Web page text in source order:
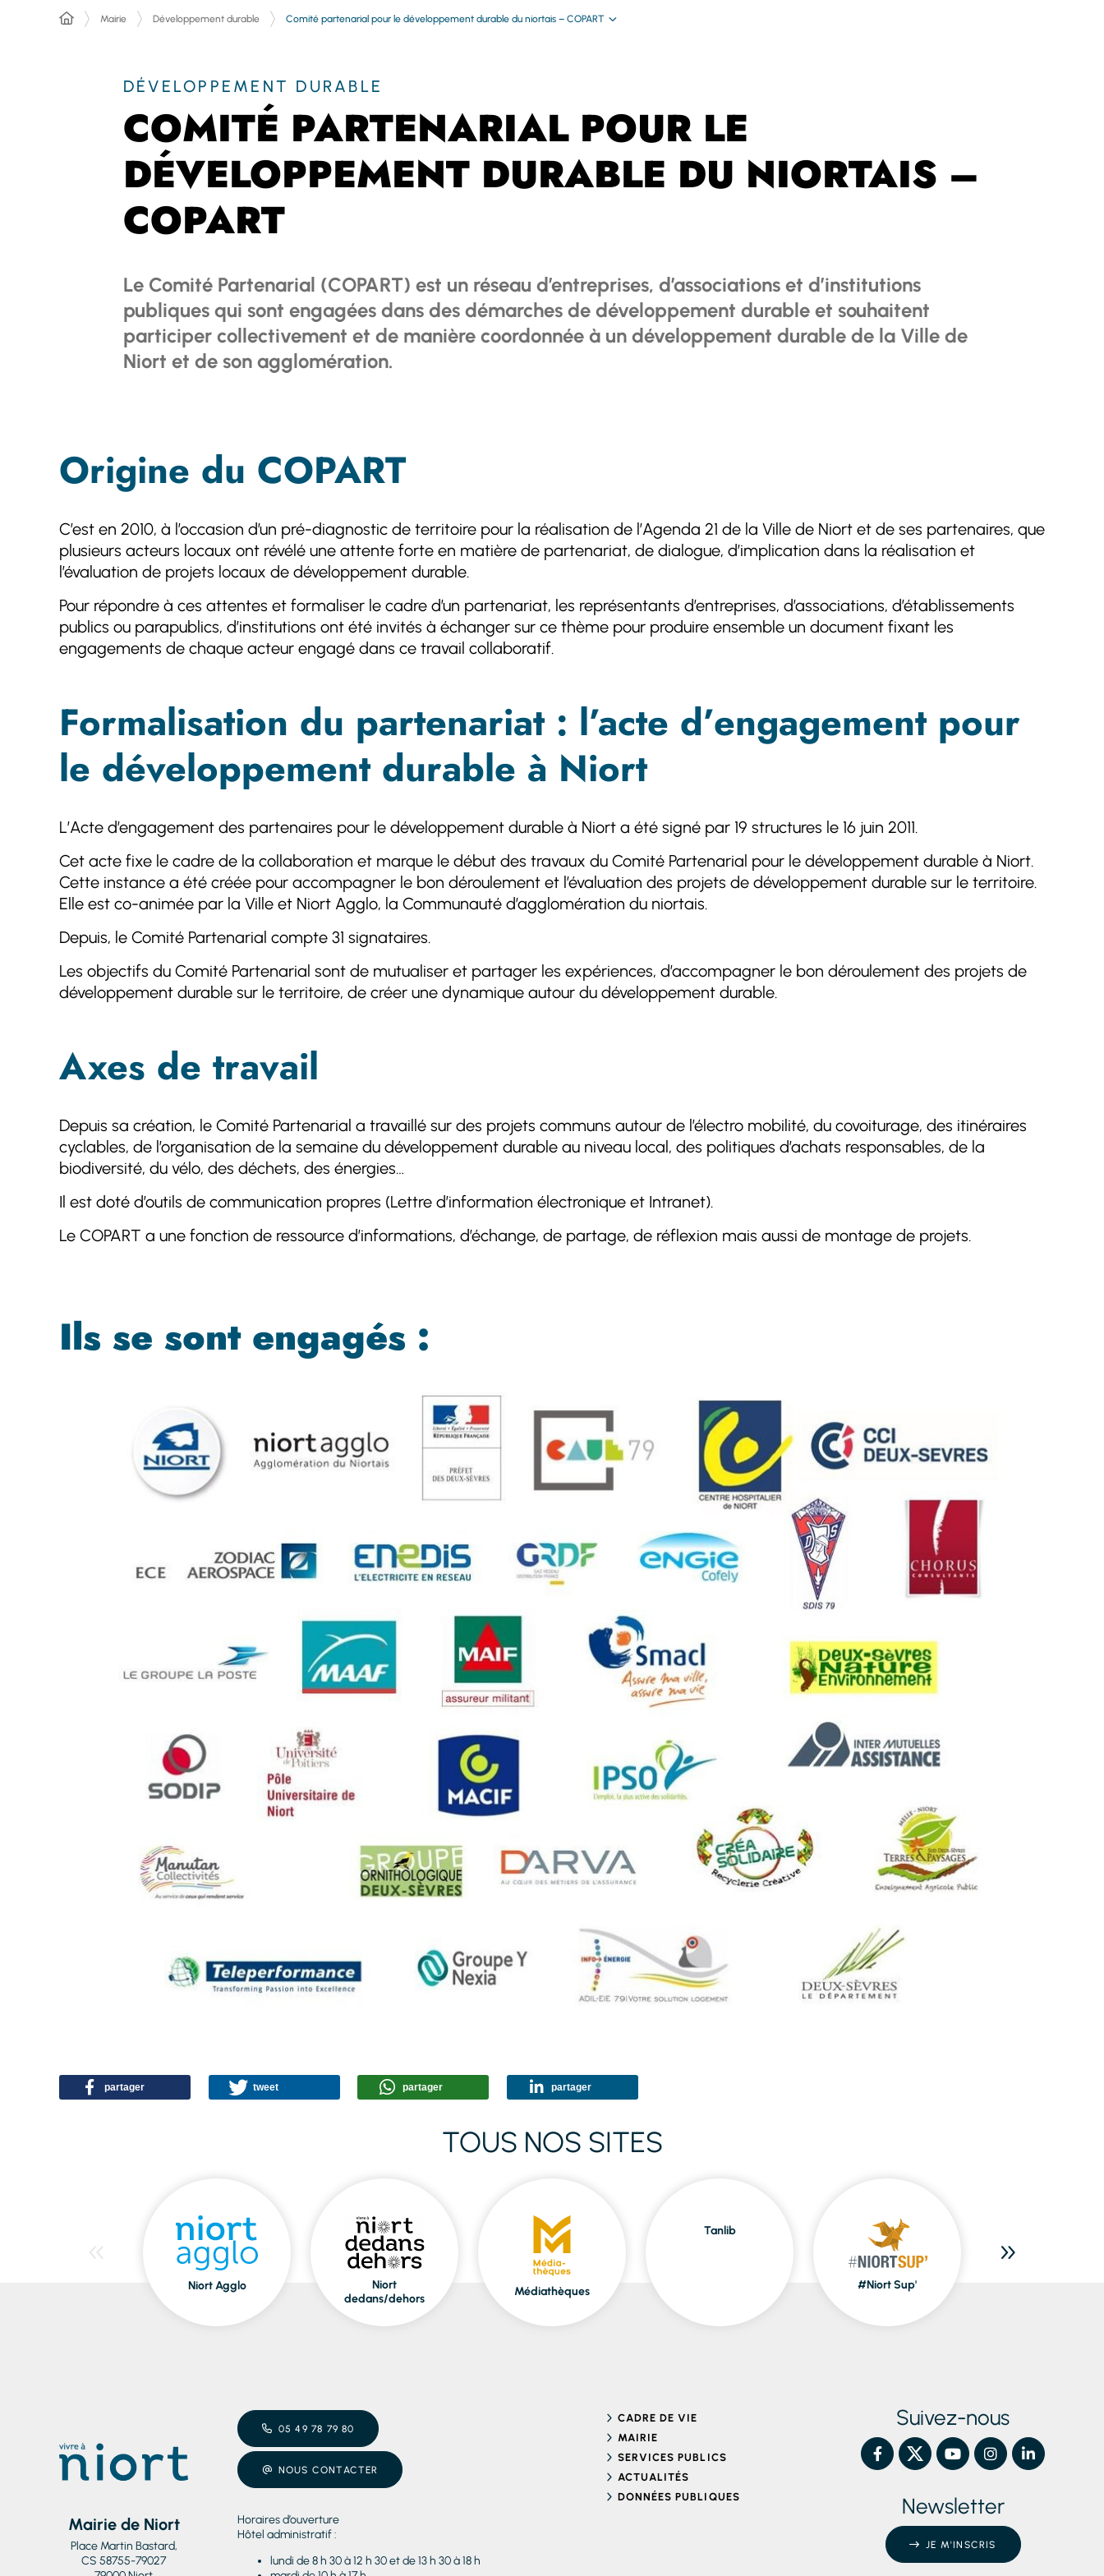
Mairie Développement durable Comité partenarial pour le développement durable du niortais – COPART
DÉVELOPPEMENT DURABLE
COMITÉ PARTENARIAL POUR LE
DÉVELOPPEMENT DURABLE DU NIORTAIS –
COPART
Le Comité Partenarial (COPART) est un réseau d’entreprises, d’associations et d’institutions
publiques qui sont engagées dans des démarches de développement durable et souhaitent
participer collectivement et de manière coordonnée à un développement durable de la Ville de
Niort et de son agglomération.
Origine du COPART
C’est en 2010, à l’occasion d’un pré-diagnostic de territoire pour la réalisation de l’Agenda 21 de la Ville de Niort et de ses partenaires, que
plusieurs acteurs locaux ont révélé une attente forte en matière de partenariat, de dialogue, d’implication dans la réalisation et
l’évaluation de projets locaux de développement durable.
Pour répondre à ces attentes et formaliser le cadre d’un partenariat, les représentants d’entreprises, d’associations, d’établissements
publics ou parapublics, d’institutions ont été invités à échanger sur ce thème pour produire ensemble un document fixant les
engagements de chaque acteur engagé dans ce travail collaboratif.
Formalisation du partenariat : l’acte d’engagement pour
le développement durable à Niort
L’Acte d’engagement des partenaires pour le développement durable à Niort a été signé par 19 structures le 16 juin 2011.
Cet acte fixe le cadre de la collaboration et marque le début des travaux du Comité Partenarial pour le développement durable à Niort.
Cette instance a été créée pour accompagner le bon déroulement et l’évaluation des projets de développement durable sur le territoire.
Elle est co-animée par la Ville et Niort Agglo, la Communauté d’agglomération du niortais.
Depuis, le Comité Partenarial compte 31 signataires.
Les objectifs du Comité Partenarial sont de mutualiser et partager les expériences, d’accompagner le bon déroulement des projets de
développement durable sur le territoire, de créer une dynamique autour du développement durable.
Axes de travail
Depuis sa création, le Comité Partenarial a travaillé sur des projets communs autour de l’électro mobilité, du covoiturage, des itinéraires
cyclables, de l’organisation de la semaine du développement durable au niveau local, des politiques d’achats responsables, de la
biodiversité, du vélo, des déchets, des énergies…
Il est doté d’outils de communication propres (Lettre d’information électronique et Intranet).
Le COPART a une fonction de ressource d’informations, d’échange, de partage, de réflexion mais aussi de montage de projets.
Ils se sont engagés :
partager tweet partager partager
TOUS NOS SITES
Niort Agglo
Niort
dedans/dehors
Médiathèques
Tanlib
#Niort Sup'
Mairie de Niort
Place Martin Bastard,
CS 58755-79027
05 49 78 79 80
NOUS CONTACTER
Horaires d’ouverture
Hôtel administratif :
lundi de 8 h 30 à 12 h 30 et de 13 h 30 à 18 h
CADRE DE VIE
MAIRIE
SERVICES PUBLICS
ACTUALITÉS
DONNÉES PUBLIQUES
Suivez-nous
Newsletter
JE M'INSCRIS